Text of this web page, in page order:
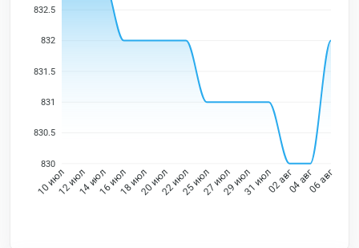
832.5
832
831.5
831
830.5
830
10 июл12 июл14 июл16 июл18 июл20 июл22 июл25 июл27 июл29 июл31 июл02 авг04 авг06 авг